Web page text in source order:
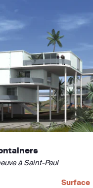
à Saint-Paul
Surface